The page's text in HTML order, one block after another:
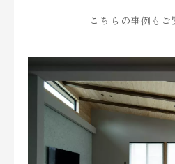
こちらの事例もご